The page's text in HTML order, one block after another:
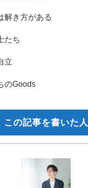
解き方がある
たち
立
のGoods
この記事を書いた人